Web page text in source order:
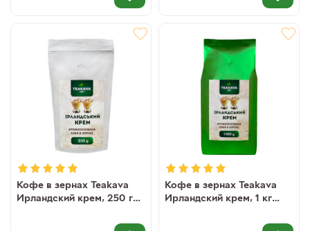
Кофе в зернах Teakava
Ирландский крем, 250 г
Кофе в зернах Teakava
Ирландский крем, 1 кг